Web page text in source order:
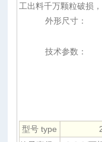
工出料千万颗粒破损
外形尺寸：
技术参数：
型号 type